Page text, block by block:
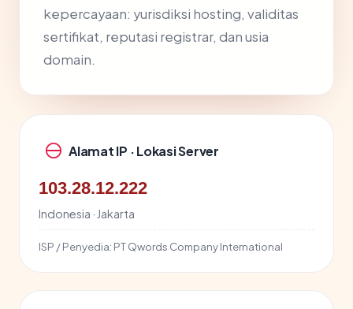
kepercayaan: yurisdiksi hosting, validitas
sertifikat, reputasi registrar, dan usia
domain.
Alamat IP · Lokasi Server
103.28.12.222
Indonesia · Jakarta
ISP / Penyedia: PT Qwords Company International